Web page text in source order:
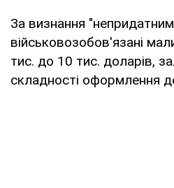
За визнання
військовозобов'язані
тис. до 10 тис. доларів,
складності оформлення